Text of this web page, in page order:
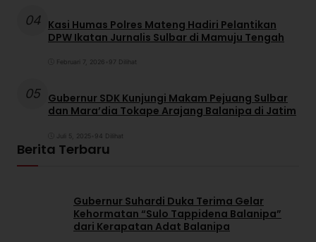
04 Kasi Humas Polres Mateng Hadiri Pelantikan
DPW Ikatan Jurnalis Sulbar di Mamuju Tengah
Februari 7, 2026 97 Dilihat
05 Gubernur SDK Kunjungi Makam Pejuang Sulbar
dan Mara’dia Tokape Arajang Balanipa di Jatim
Juli 5, 2025 94 Dilihat
Berita Terbaru
Gubernur Suhardi Duka Terima Gelar
Kehormatan “Sulo Tappidena Balanipa”
dari Kerapatan Adat Balanipa